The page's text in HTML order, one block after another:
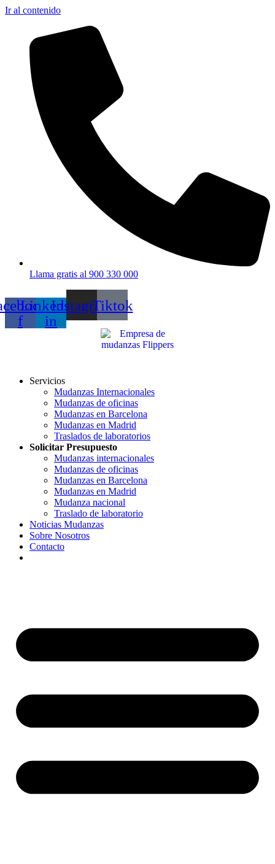
Ir al contenido
Llama gratis al 900 330 000
f
Linkedin-
in
InstagramTiktok
Servicios
Mudanzas Internacionales
Mudanzas de oficinas
Mudanzas en Barcelona
Mudanzas en Madrid
Traslados de laboratorios
Solicitar Presupuesto
Mudanzas internacionales
Mudanzas de oficinas
Mudanzas en Barcelona
Mudanzas en Madrid
Mudanza nacional
Traslado de laboratorio
Noticias Mudanzas
Sobre Nosotros
Contacto